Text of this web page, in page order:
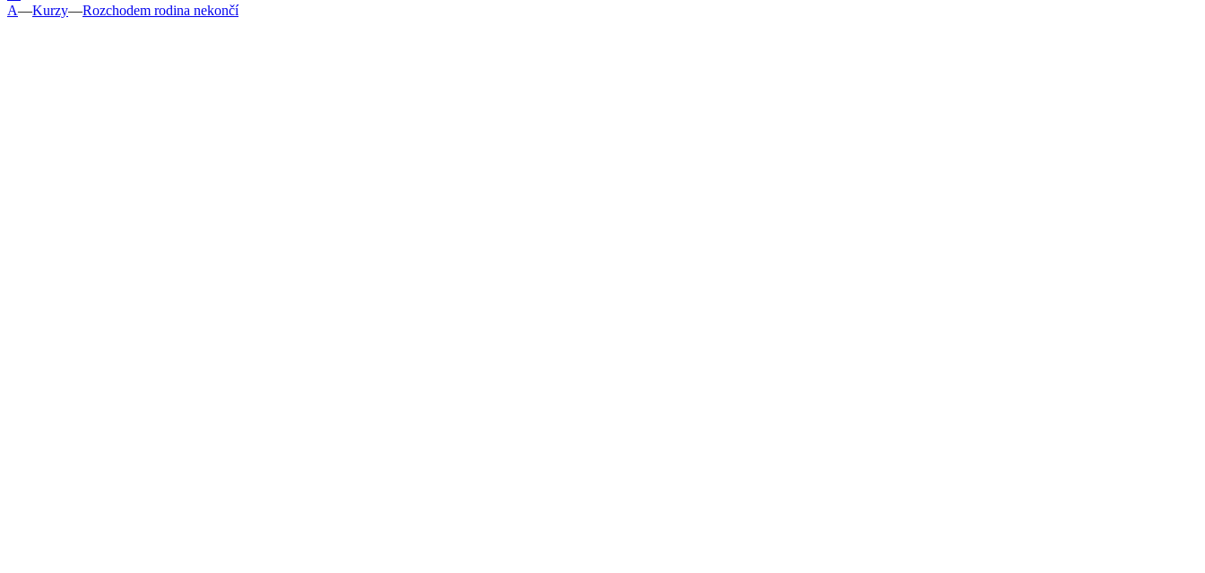
A—Kurzy—Rozchodem rodina nekončí